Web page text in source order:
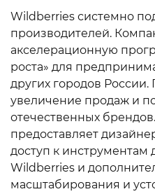
Wildberries системно
производителей.
акселерационную
роста» для
других городов
увеличение продаж и
отечественных
предоставляет
доступ к
Wildberries и
масштабирования и